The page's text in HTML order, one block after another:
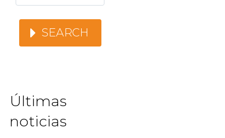
SEARCH
Últimas
noticias